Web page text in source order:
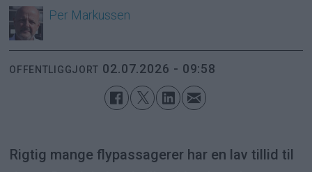
Per Markussen
OFFENTLIGGJORT 02.07.2026 - 09:58
Rigtig mange flypassagerer har en lav tillid til